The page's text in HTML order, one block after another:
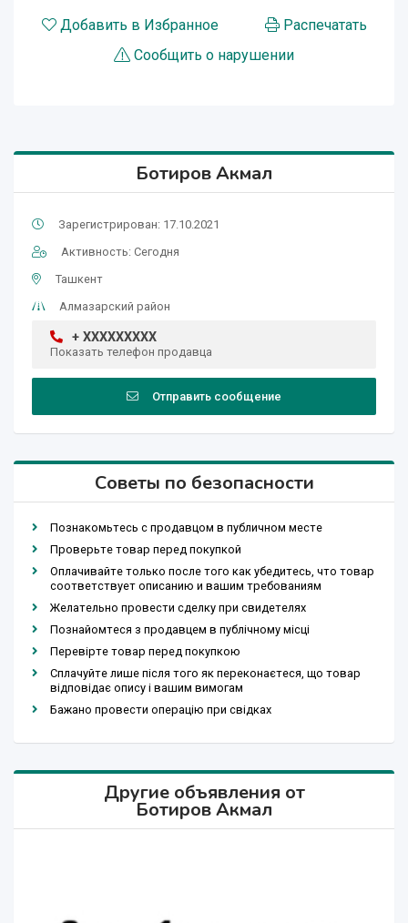
Добавить в Избранное
Распечатать
Сообщить о нарушении
Ботиров Акмал
Зарегистрирован: 17.10.2021
Активность: Сегодня
Ташкент
Алмазарский район
+ XXXXXXXXX
Показать телефон продавца
Отправить сообщение
Советы по безопасности
Познакомьтесь с продавцом в публичном месте
Проверьте товар перед покупкой
Оплачивайте только после того как убедитесь, что товар
соответствует описанию и вашим требованиям
Желательно провести сделку при свидетелях
Познайомтеся з продавцем в публічному місці
Перевірте товар перед покупкою
Сплачуйте лише після того як переконаєтеся, що товар
відповідає опису і вашим вимогам
Бажано провести операцію при свідках
Другие объявления от
Ботиров Акмал